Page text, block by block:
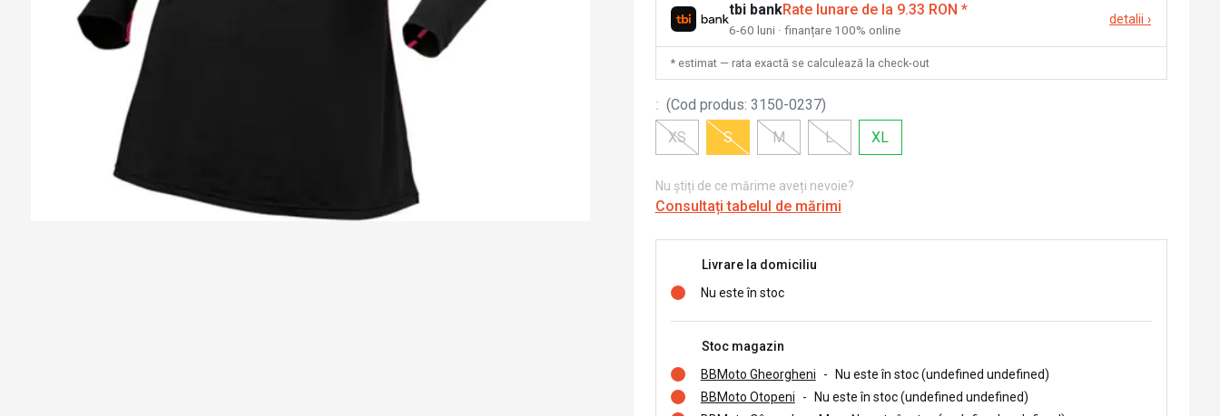
tbi bankRate lunare de la 9.33 RON *
6-60 luni · finanțare 100% online
detalii ›
* estimat — rata exactă se calculează la check-out
: (Cod produs: 3150-0237)
XS
S M L XL
Nu știți de ce mărime aveți nevoie?
Consultați tabelul de mărimi
Livrare la domiciliu
Nu este în stoc
Stoc magazin
BBMoto Gheorgheni
-
Nu este în stoc (undefined undefined)
BBMoto Otopeni
-
Nu este în stoc (undefined undefined)